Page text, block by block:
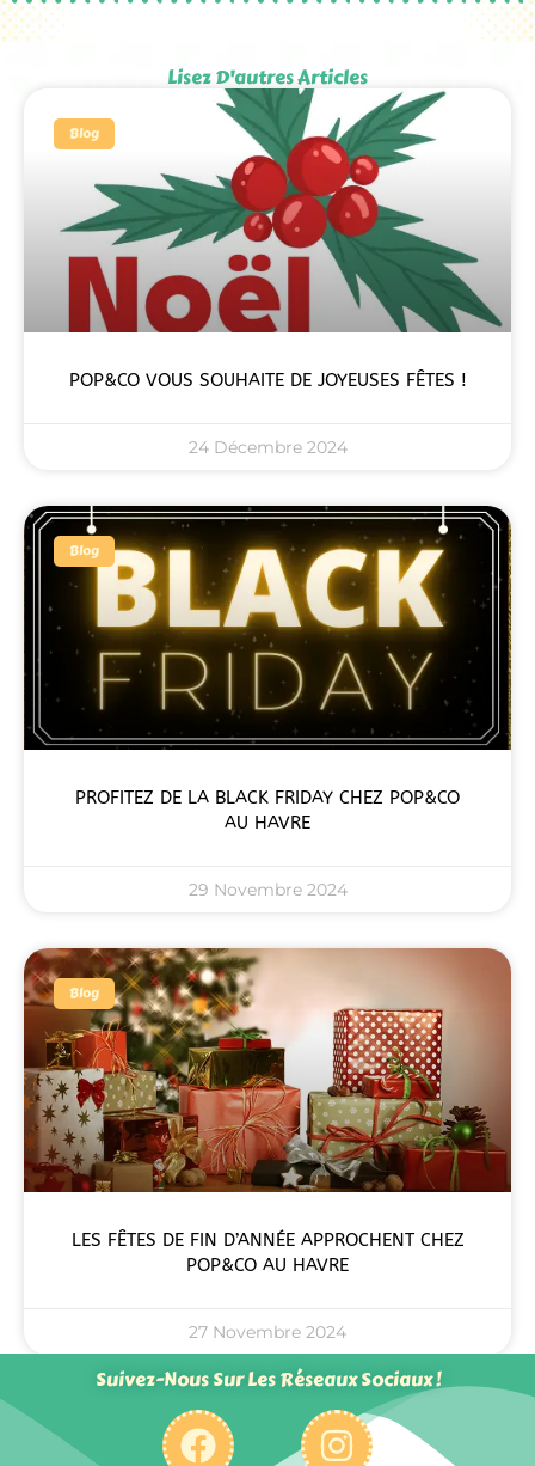
Lisez D'autres Articles
Blog
POP&CO VOUS SOUHAITE DE JOYEUSES FÊTES !
24 Décembre 2024
Blog
PROFITEZ DE LA BLACK FRIDAY CHEZ POP&CO
AU HAVRE
29 Novembre 2024
Blog
LES FÊTES DE FIN D’ANNÉE APPROCHENT CHEZ
POP&CO AU HAVRE
27 Novembre 2024
Suivez-Nous Sur Les Réseaux Sociaux !